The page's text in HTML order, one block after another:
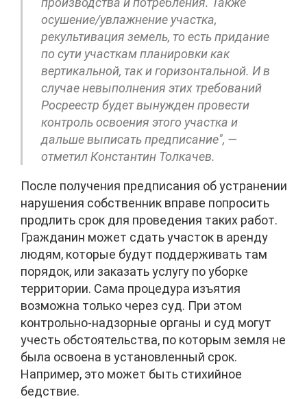
осушение/увлажнение участка,
рекультивация земель, то есть придание
по сути участкам планировки как
вертикальной, так и горизонтальной. И в
случае невыполнения этих требований
Росреестр будет вынужден провести
контроль освоения этого участка и
дальше выписать предписание", —
отметил Константин Толкачев.
После получения предписания об устранении
нарушения собственник вправе попросить
продлить срок для проведения таких работ.
Гражданин может сдать участок в аренду
людям, которые будут поддерживать там
порядок, или заказать услугу по уборке
территории. Сама процедура изъятия
возможна только через суд. При этом
контрольно-надзорные органы и суд могут
учесть обстоятельства, по которым земля не
была освоена в установленный срок.
Например, это может быть стихийное
бедствие.